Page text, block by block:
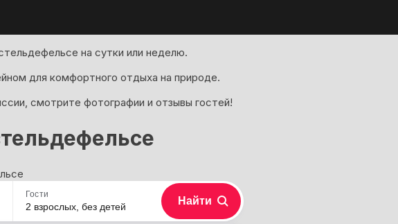
на сутки или неделю.
для комфортного отдыха на природе.
смотрите фотографии и отзывы гостей!
Гости
2 взрослых, без детей Найти